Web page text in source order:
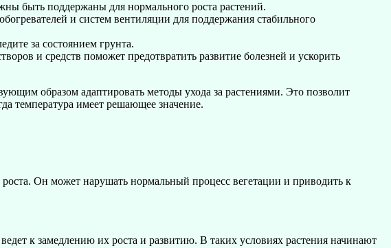
быть поддержаны для нормального роста растений.
и систем вентиляции для поддержания стабильного
за состоянием грунта.
и средств поможет предотвратить развитие болезней и ускорить
образом адаптировать методы ухода за растениями. Это позволит
температура имеет решающее значение.
роста. Он может нарушать нормальный процесс вегетации и приводить к
к замедлению их роста и развитию. В таких условиях растения начинают